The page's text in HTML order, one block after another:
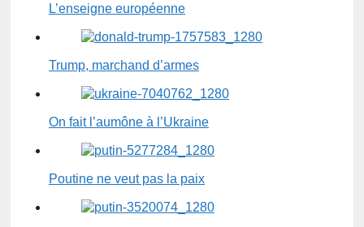
L’enseigne européenne
Trump, marchand d’armes
On fait l’aumône à l’Ukraine
Poutine ne veut pas la paix